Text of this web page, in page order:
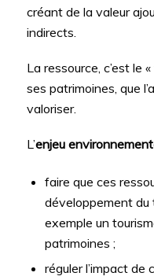
créant de la valeur
indirects.
La ressource, c’est le
ses patrimoines, que
valoriser.
L’enjeu
faire que ces
développement du
exemple un
patrimoines ;
réguler l’impact